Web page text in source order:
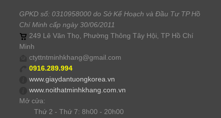
GPKD số: 0310958000 do Sở Kế Hoạch và Đầu Tư TP Hồ
Chí Minh cấp ngày 30/06/2011
249 Lê Văn Thọ, Phường Thông Tây Hội, TP Hồ Chí
Minh
ctyttntminhkhang@gmail.com
0916.289.994
www.giaydantuongkorea.vn
www.noithatminhkhang.com.vn
Mở cửa:
Thứ 2 - Thứ 7: 8h00 - 20h00